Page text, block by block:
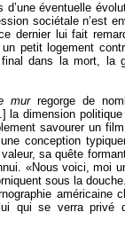
éventuelle
sociétale n’est
dernier lui fait
petit logement
dans la mort, la
mur regorge de
dimension
savourer un
conception
sa quête
«Nous voici, moi
sous la
américaine
qui se verra privé